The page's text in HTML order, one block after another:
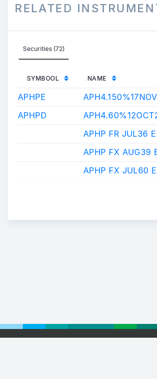
RELATED
Securities (72)
SYMBOOL NAME
APHPE
APHPD
APHP FR JUL36
APHP FX AUG39
APHP FX JUL60